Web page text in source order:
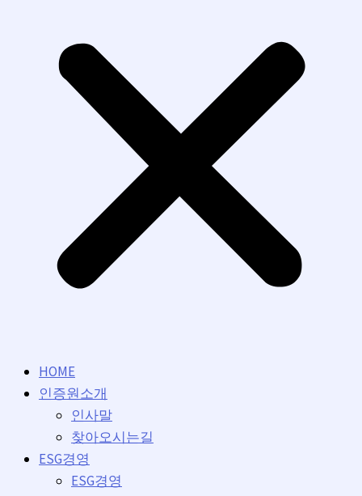
HOME
인증원소개
인사말
찾아오시는길
ESG경영
ESG경영